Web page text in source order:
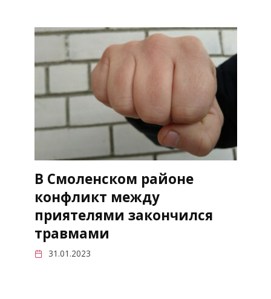
В Смоленском районе
конфликт между
приятелями закончился
травмами
31.01.2023